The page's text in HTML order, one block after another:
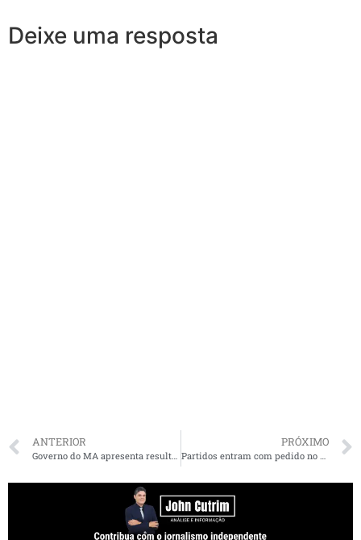
Deixe uma resposta
ANTERIOR PRÓXIMO